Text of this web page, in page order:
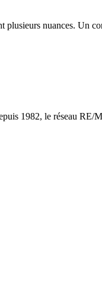
plusieurs nuances. Un
1982, le réseau RE/